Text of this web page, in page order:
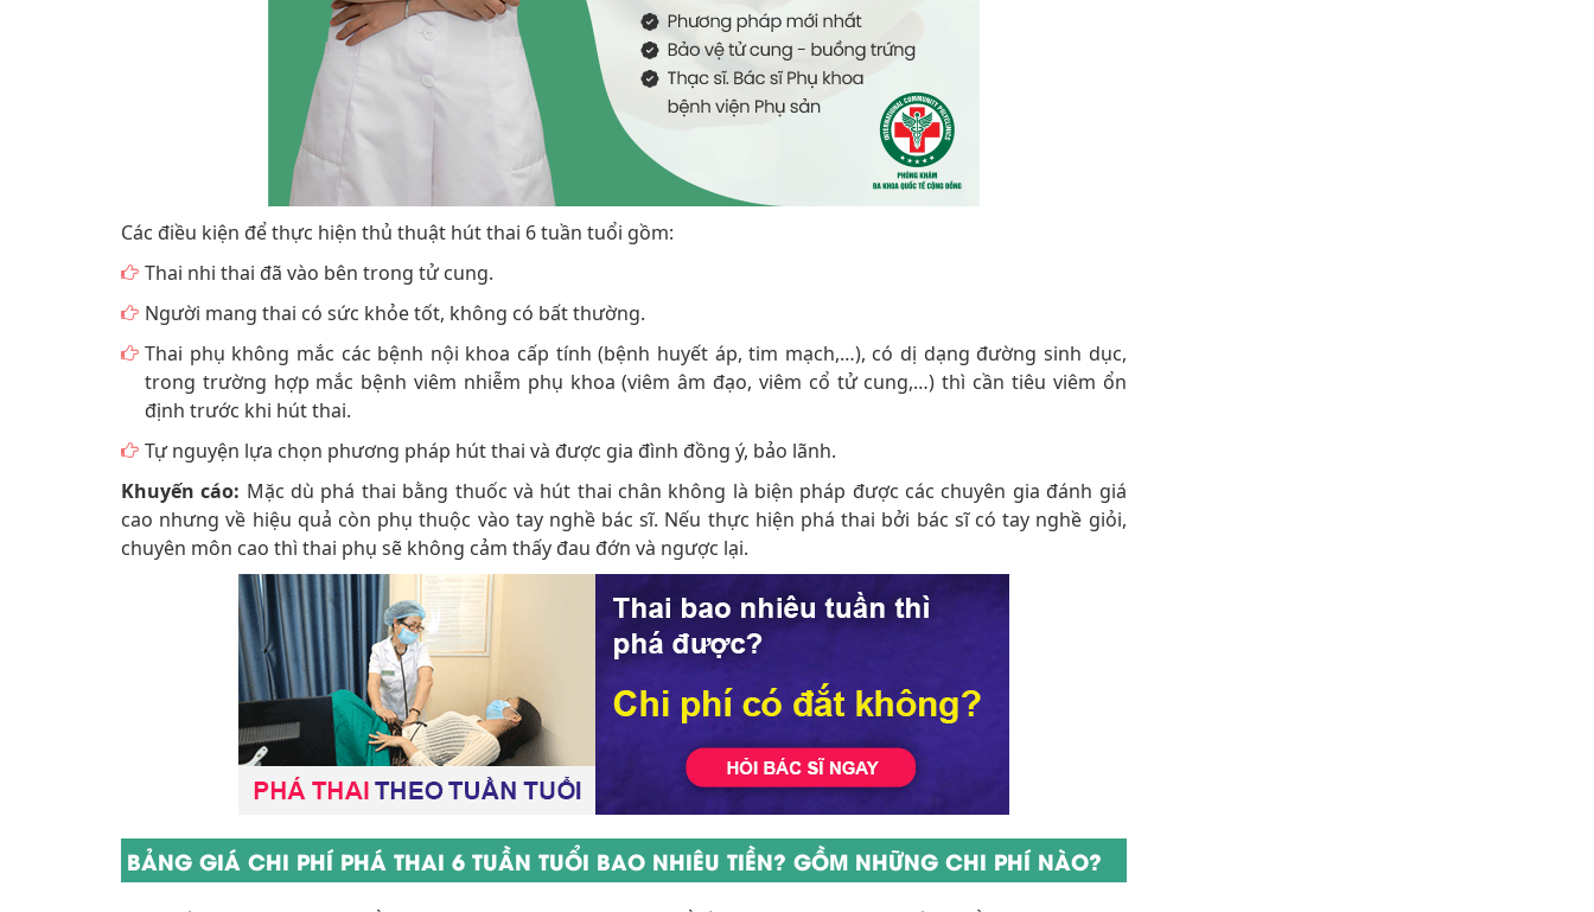
Các điều kiện để thực hiện thủ thuật hút thai 6 tuần tuổi gồm:
Thai nhi thai đã vào bên trong tử cung.
Người mang thai có sức khỏe tốt, không có bất thường.
Thai phụ không mắc các bệnh nội khoa cấp tính (bệnh huyết áp, tim mạch,…), có dị dạng đường sinh dục,
trong trường hợp mắc bệnh viêm nhiễm phụ khoa (viêm âm đạo, viêm cổ tử cung,…) thì cần tiêu viêm ổn
định trước khi hút thai.
Tự nguyện lựa chọn phương pháp hút thai và được gia đình đồng ý, bảo lãnh.
Khuyến cáo: Mặc dù phá thai bằng thuốc và hút thai chân không là biện pháp được các chuyên gia đánh giá
cao nhưng về hiệu quả còn phụ thuộc vào tay nghề bác sĩ. Nếu thực hiện phá thai bởi bác sĩ có tay nghề giỏi,
chuyên môn cao thì thai phụ sẽ không cảm thấy đau đớn và ngược lại.
BẢNG GIÁ CHI PHÍ PHÁ THAI 6 TUẦN TUỔI BAO NHIÊU TIỀN? GỒM NHỮNG CHI PHÍ NÀO?